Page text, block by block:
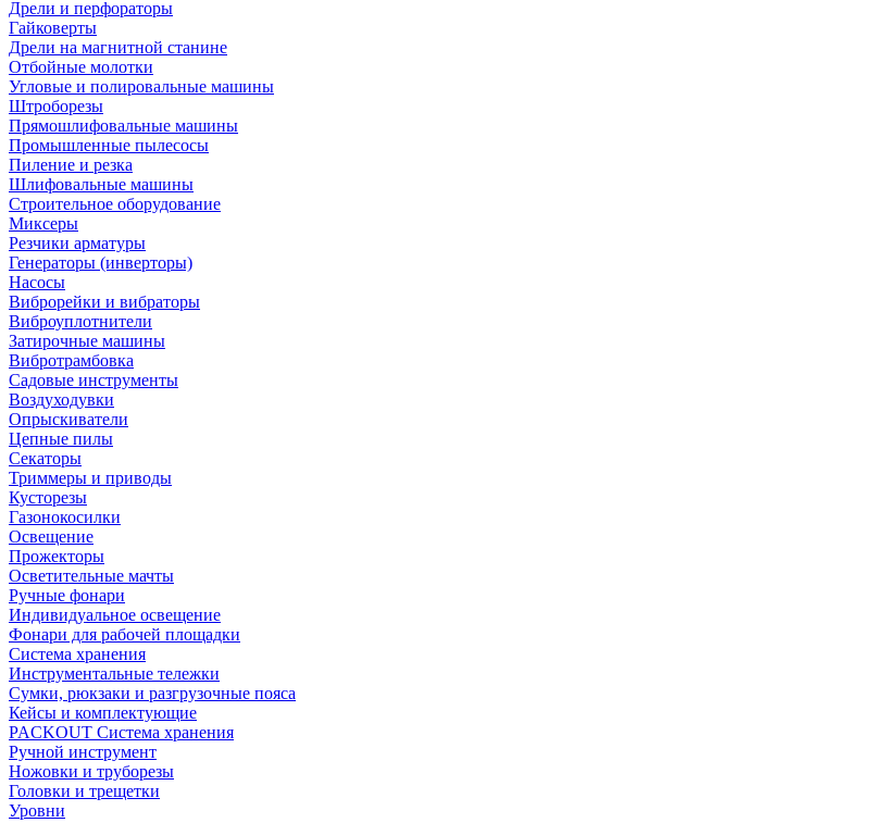
Дрели и перфораторы
Гайковерты
Дрели на магнитной станине
Отбойные молотки
Угловые и полировальные машины
Штроборезы
Прямошлифовальные машины
Промышленные пылесосы
Пиление и резка
Шлифовальные машины
Строительное оборудование
Миксеры
Резчики арматуры
Генераторы (инверторы)
Насосы
Виброрейки и вибраторы
Виброуплотнители
Затирочные машины
Вибротрамбовка
Садовые инструменты
Воздуходувки
Опрыскиватели
Цепные пилы
Секаторы
Триммеры и приводы
Кусторезы
Газонокосилки
Освещение
Прожекторы
Осветительные мачты
Ручные фонари
Индивидуальное освещение
Фонари для рабочей площадки
Система хранения
Инструментальные тележки
Сумки, рюкзаки и разгрузочные пояса
Кейсы и комплектующие
PACKOUT Система хранения
Ручной инструмент
Ножовки и труборезы
Головки и трещетки
Уровни